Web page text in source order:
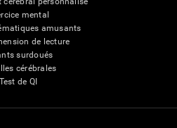
mental
amusants
de lecture
surdoués
cérébrales
Test de QI